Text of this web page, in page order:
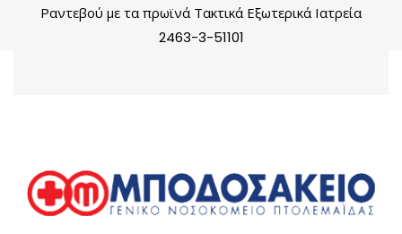
Ραντεβού με τα πρωϊνά Τακτικά Εξωτερικά Ιατρεία
2463-3-51101